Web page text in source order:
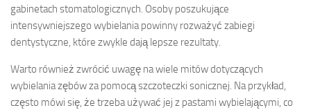
gabinetach stomatologicznych. Osoby poszukujące
intensywniejszego wybielania powinny rozważyć zabiegi
dentystyczne, które zwykle dają lepsze rezultaty.
Warto również zwrócić uwagę na wiele mitów dotyczących
wybielania zębów za pomocą szczoteczki sonicznej. Na przykład,
często mówi się, że trzeba używać jej z pastami wybielającymi, co